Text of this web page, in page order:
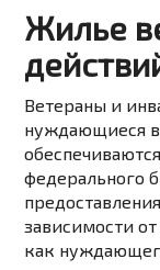
Жилье
Ветераны и
нуждающиеся
федерального
зависимости
как